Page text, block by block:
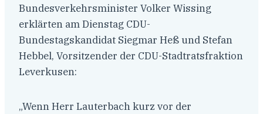
Bundesverkehrsminister Volker Wissing
erklärten am Dienstag CDU-
Bundestagskandidat Siegmar Heß und Stefan
Hebbel, Vorsitzender der CDU-Stadtratsfraktion
Leverkusen:
„Wenn Herr Lauterbach kurz vor der